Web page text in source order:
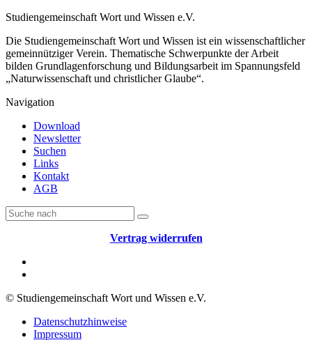
Studiengemeinschaft Wort und Wissen e.V.
Die Studiengemeinschaft Wort und Wissen ist ein wissenschaftlicher
gemeinnütziger Verein. Thematische Schwerpunkte der Arbeit
bilden Grundlagenforschung und Bildungsarbeit im Spannungsfeld
„Naturwissenschaft und christlicher Glaube“.
Navigation
Download
Newsletter
Suchen
Links
Kontakt
AGB
Vertrag widerrufen
© Studiengemeinschaft Wort und Wissen e.V.
Datenschutzhinweise
Impressum